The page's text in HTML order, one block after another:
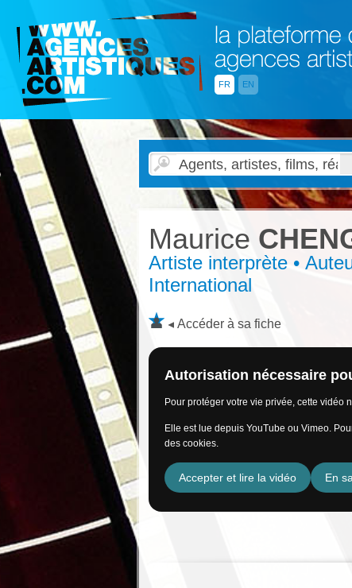
FR EN
Maurice
Artiste interprète •
International
Accéder à sa fiche
Autorisation nécessaire
Pour protéger votre vie privée, cette vidéo
Elle est lue depuis YouTube ou Vimeo.
des cookies.
Accepter et lire la vidéo En